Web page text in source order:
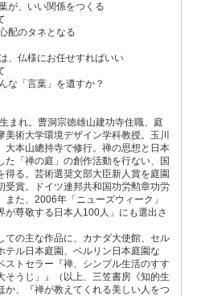
が、いい関係をつくる
配のタネとなる
、仏様にお任せすればいい
な「言葉」を遺すか？
まれ。曹洞宗徳雄山建功寺住職、庭
美術大学環境デザイン学科教授。玉川
大本山總持寺で修行。禅の思想と日本
た「禅の庭」の創作活動を行ない、国
得る。芸術選奨文部大臣新人賞を庭園
受賞。ドイツ連邦共和国功労勲章功労
また、2006年「ニューズウィーク」
が尊敬する日本人100人」にも選出さ
ての主な作品に、カナダ大使館、セル
テル日本庭園、ベルリン日本庭園な
ストセラー『禅、シンプル生活のすす
そうじ」』（以上、三笠書房《知的生
か、『禅が教えてくれる美しい人をつ